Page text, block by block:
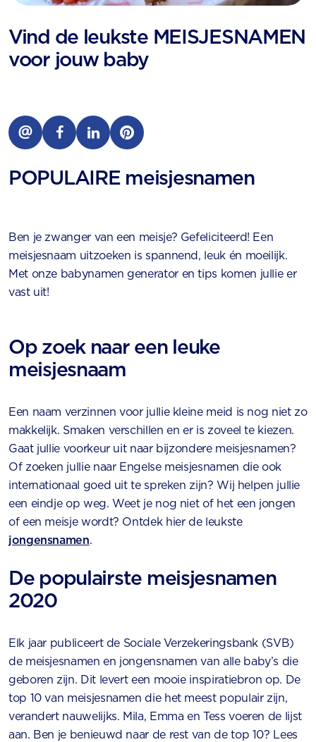
Vind de leukste MEISJES­NAMEN
voor jouw baby
POPULAIREmeisjesnamen
Ben je zwanger van een meisje? Gefeliciteerd! Een
meisjesnaam uitzoeken is spannend, leuk én moeilijk.
Met onze babynamen generator en tips komen jullie er
vast uit!
Op zoek naar een leuke
meisjesnaam
Een naam verzinnen voor jullie kleine meid is nog niet zo
makkelijk. Smaken verschillen en er is zoveel te kiezen.
Gaat jullie voorkeur uit naar bijzondere meisjesnamen?
Of zoeken jullie naar Engelse meisjesnamen die ook
internationaal goed uit te spreken zijn? Wij helpen jullie
een eindje op weg. Weet je nog niet of het een jongen
of een meisje wordt? Ontdek hier de leukste
jongensnamen.
De populairste meisjesnamen
2020
Elk jaar publiceert de Sociale Verzekeringsbank (SVB)
de meisjesnamen en jongensnamen van alle baby’s die
geboren zijn. Dit levert een mooie inspiratiebron op. De
top 10 van meisjesnamen die het meest populair zijn,
verandert nauwelijks. Mila, Emma en Tess voeren de lijst
aan. Ben je benieuwd naar de rest van de top 10? Lees